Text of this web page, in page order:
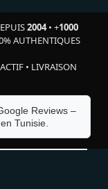
2004• +1000
AUTHENTIQUES
• LIVRAISON
Reviews –
Tunisie.